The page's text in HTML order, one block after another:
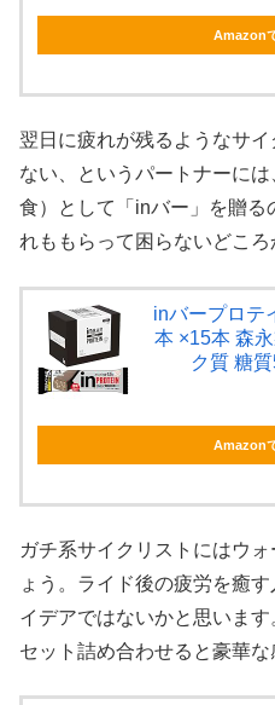
Amazon
翌日に疲れが残るようなサ
ない、というパートナーに
食）として「inバー」を贈る
れももらって困らないどころ
inバープロテ
本 ×15本 森
ク質 糖
Amazon
ガチ系サイクリストにはウ
ょう。ライド後の疲労を癒
イデアではないかと思いま
セット詰め合わせると豪華な